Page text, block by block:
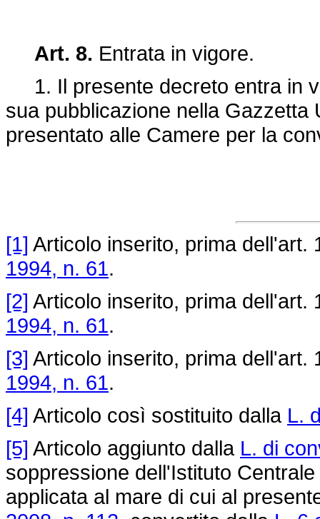
Art. 8. Entrata in vigore.
1. Il presente decreto entra in
sua pubblicazione nella Gazzetta
presentato alle Camere per la
[1] Articolo inserito, prima dell'art.
1994, n. 61.
[2] Articolo inserito, prima dell'art.
1994, n. 61.
[3] Articolo inserito, prima dell'art.
1994, n. 61.
[4] Articolo così sostituito dalla L.
[5] Articolo aggiunto dalla L. di
soppressione dell'Istituto
applicata al mare di cui al